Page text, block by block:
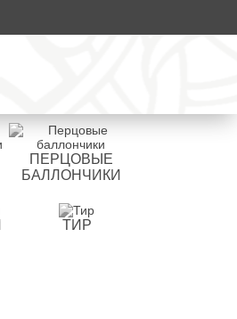
ПЕРЦОВЫЕ
БАЛЛОНЧИКИ
ТИР